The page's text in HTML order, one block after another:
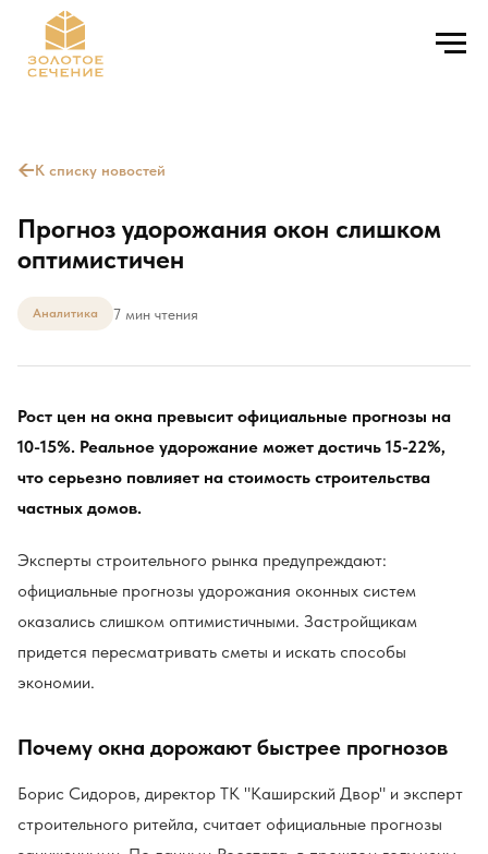
←К списку новостей
Прогноз удорожания окон слишком
оптимистичен
Аналитика 7 мин чтения
Рост цен на окна превысит официальные прогнозы на
10-15%. Реальное удорожание может достичь 15-22%,
что серьезно повлияет на стоимость строительства
частных домов.
Эксперты строительного рынка предупреждают:
официальные прогнозы удорожания оконных систем
оказались слишком оптимистичными. Застройщикам
придется пересматривать сметы и искать способы
экономии.
Почему окна дорожают быстрее прогнозов
Борис Сидоров, директор ТК "Каширский Двор" и эксперт
строительного ритейла, считает официальные прогнозы